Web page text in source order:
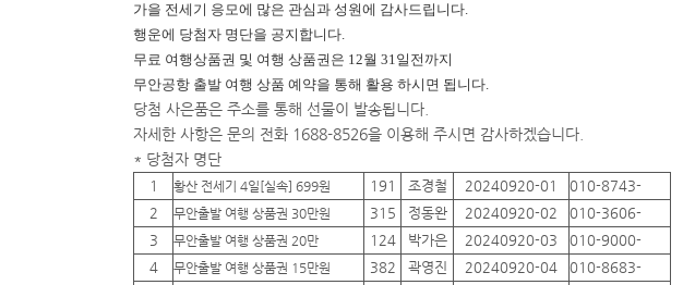
가을 전세기 응모에 많은 관심과 성원에 감사드립니다.
행운에 당첨자 명단을 공지합니다.
무료 여행상품권 및 여행 상품권은 12월 31일전까지
무안공항 출발 여행 상품 예약을 통해 활용 하시면 됩니다.
당첨 사은품은 주소를 통해 선물이 발송됩니다.
자세한 사항은 문의 전화 1688-8526을 이용해 주시면 감사하겠습니다.
* 당첨자 명단
1 황산 전세기 4일[실속] 699원 191 조경철 20240920-01
010-8743-
2
무안출발 여행 상품권 30만원 315 정동완 20240920-02
010-3606-
3
무안출발 여행 상품권 20만 124 박가은 20240920-03
010-9000-
4
무안출발 여행 상품권 15만원 382 곽영진 20240920-04
010-8683-